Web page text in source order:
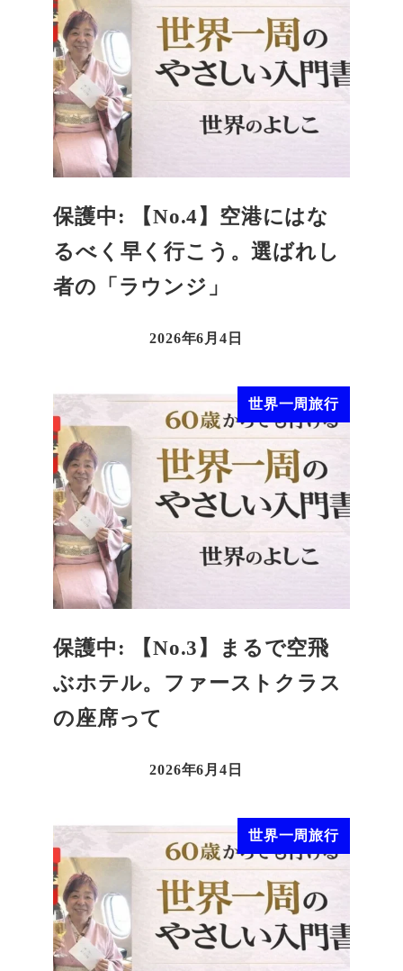
保護中: 【No.4】空港にはな
るべく早く行こう。選ばれし
者の「ラウンジ」
2026年6月4日
世界一周旅行
保護中: 【No.3】まるで空飛
ぶホテル。ファーストクラス
の座席って
2026年6月4日
世界一周旅行